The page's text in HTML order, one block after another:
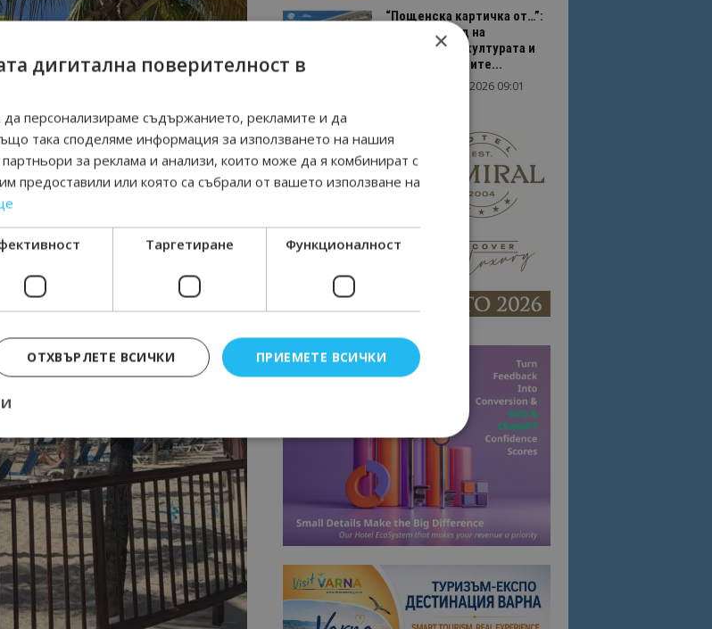
“Пощенска картичка от…”:
Перник – град на
традициите, културата и
вдъхновяващите...
17/06/2026 09:01
×
дигитална поверителност в
да персонализираме съдържанието, рекламите и да
така споделяме информация за използването на нашия
за реклама и анализи, които може да я комбинират с
предоставили или която са събрали от вашето използване на
Таргетиране Функционалност
ПРИЕМЕТЕ ВСИЧКИ
ОТХВЪРЛЕТЕ ВСИЧКИ
Ефективност Таргетиране Функционалност
основната функционалност на уебсайта, като потребителско влизане и
може да се използва правилно без строго необходими бисквитки.
Валиден
до
Описание
7 дни
Тази бисквитка се използва, за да запомните съгласието
на потребителя за използването на бисквитки на сайта.